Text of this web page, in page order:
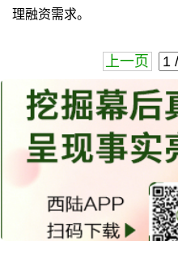
理融资需求。
上一页